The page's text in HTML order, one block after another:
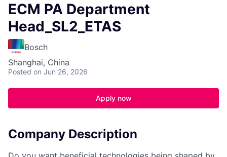
ECM PA Department
Head_SL2_ETAS
Bosch
Shanghai, China
Posted on Jun 26, 2026
Apply now
Company Description